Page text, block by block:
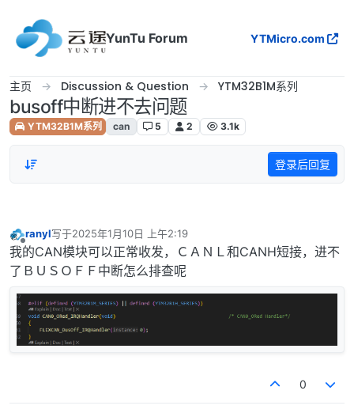
YunTu Forum
YTMicro.com
主页 Discussion & Question YTM32B1M系列
busoff中断进不去问题
YTM32B1M系列 can 5 2 3.1k
登录后回复
离线
ranyl写于2025年1月10日 上午2:19
最后由 编辑
我的CAN模块可以正常收发，ＣＡＮＬ和CANH短接，进不
了ＢＵＳＯＦＦ中断怎么排查呢
0